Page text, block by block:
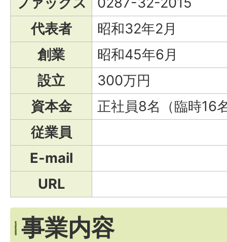
代表者
昭和32年2月
創業
昭和45年6月
設立
300万円
資本金
正社員8名（臨時16
従業員
E-mail
URL
事業内容